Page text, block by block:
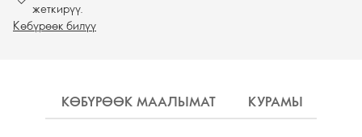
жеткирүү.
Көбүрөөк билүү
КӨБҮРӨӨК МААЛЫМАТ КУРАМЫ